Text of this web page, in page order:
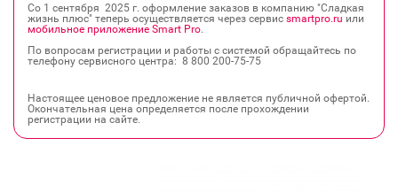
Со 1 сентября 2025 г. оформление заказов в компанию "Сладкая
жизнь плюс" теперь осуществляется через сервис smartpro.ru или
мобильное приложение Smart Pro.
По вопросам регистрации и работы с системой обращайтесь по
телефону сервисного центра: 8 800 200‐75‐75
Настоящее ценовое предложение не является публичной офертой.
Окончательная цена определяется после прохождении
регистрации на сайте.